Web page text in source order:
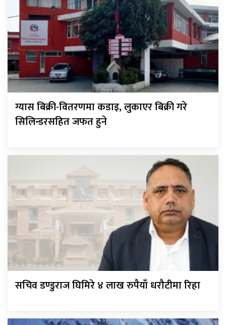
ग्यास बिक्री-वितरणमा कडाइ, लुकाएर बिक्री गरे
सिलिन्डरसहित जफत हुने
सचिव डण्डुराज घिमिरे ४ लाख रुपैयाँ धरौटीमा रिहा